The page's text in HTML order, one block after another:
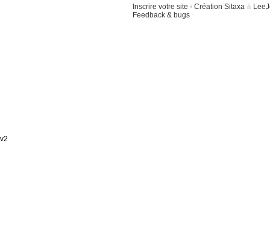
Inscrire votre site • Création Sitaxa &
Feedback & bugs
v2